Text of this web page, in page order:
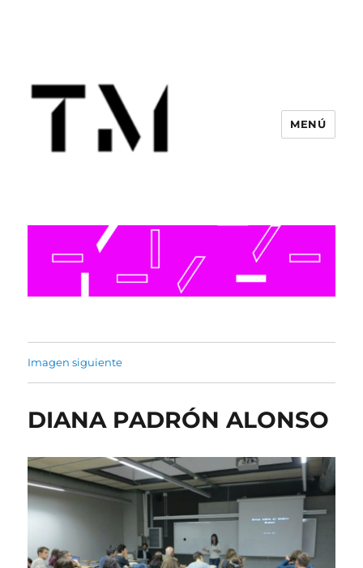
MENÚ
Imagen siguiente
DIANA PADRÓN ALONSO